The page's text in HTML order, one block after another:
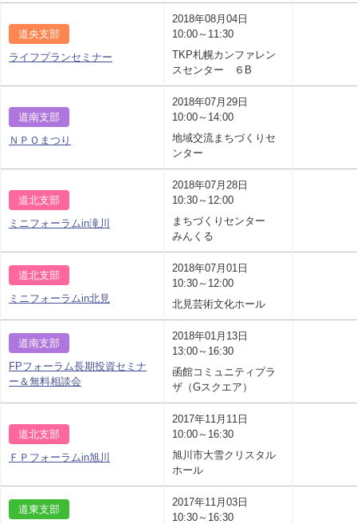
道央支部
ライフプランセミナー
2018年08月04日
10:00～11:30
TKP札幌カンファレン
スセンター ６B
道南支部
ＮＰＯまつり
2018年07月29日
10:00～14:00
地域交流まちづくりセ
ンター
道北支部
ミニフォーラムin滝川
2018年07月28日
10:30～12:00
まちづくりセンター
みんくる
道北支部
ミニフォーラムin北見
2018年07月01日
10:30～12:00
北見芸術文化ホール
道南支部
FPフォーラム長期投資セミナ
ー＆無料相談会
2018年01月13日
13:00～16:30
函館コミュニティプラ
ザ（Gスクエア）
道北支部
ＦＰフォーラムin旭川
2017年11月11日
10:00～16:30
旭川市大雪クリスタル
ホール
道東支部
2017年11月03日
10:30～16:30